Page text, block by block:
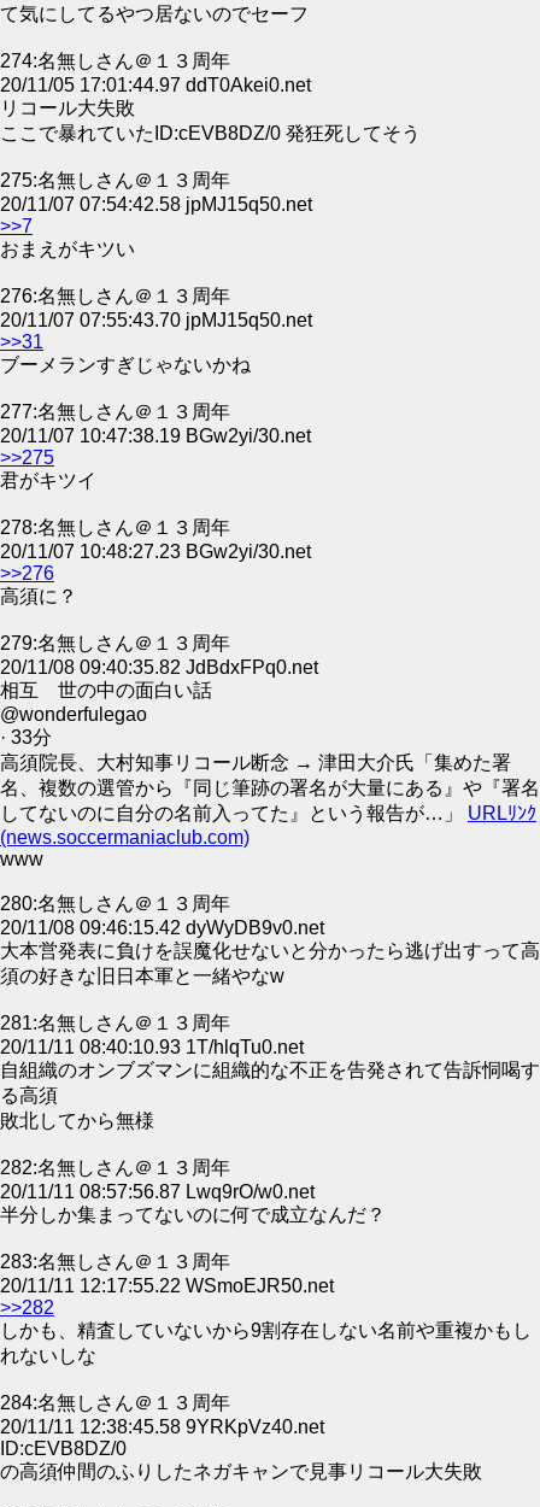
て気にしてるやつ居ないのでセーフ
274:名無しさん＠１３周年
20/11/05 17:01:44.97 ddT0Akei0.net
リコール大失敗
ここで暴れていたID:cEVB8DZ/0 発狂死してそう
275:名無しさん＠１３周年
20/11/07 07:54:42.58 jpMJ15q50.net
>>7
おまえがキツい
276:名無しさん＠１３周年
20/11/07 07:55:43.70 jpMJ15q50.net
>>31
ブーメランすぎじゃないかね
277:名無しさん＠１３周年
20/11/07 10:47:38.19 BGw2yi/30.net
>>275
君がキツイ
278:名無しさん＠１３周年
20/11/07 10:48:27.23 BGw2yi/30.net
>>276
高須に？
279:名無しさん＠１３周年
20/11/08 09:40:35.82 JdBdxFPq0.net
相互 世の中の面白い話
@wonderfulegao
· 33分
高須院長、大村知事リコール断念 → 津田大介氏「集めた署
名、複数の選管から『同じ筆跡の署名が大量にある』や『署名
してないのに自分の名前入ってた』という報告が…」 URLﾘﾝｸ
(news.soccermaniaclub.com)
www
280:名無しさん＠１３周年
20/11/08 09:46:15.42 dyWyDB9v0.net
大本営発表に負けを誤魔化せないと分かったら逃げ出すって高
須の好きな旧日本軍と一緒やなw
281:名無しさん＠１３周年
20/11/11 08:40:10.93 1T/hlqTu0.net
自組織のオンブズマンに組織的な不正を告発されて告訴恫喝す
る高須
敗北してから無様
282:名無しさん＠１３周年
20/11/11 08:57:56.87 Lwq9rO/w0.net
半分しか集まってないのに何で成立なんだ？
283:名無しさん＠１３周年
20/11/11 12:17:55.22 WSmoEJR50.net
>>282
しかも、精査していないから9割存在しない名前や重複かもし
れないしな
284:名無しさん＠１３周年
20/11/11 12:38:45.58 9YRKpVz40.net
ID:cEVB8DZ/0
の高須仲間のふりしたネガキャンで見事リコール大失敗